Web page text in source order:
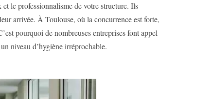
le professionnalisme de votre structure. Ils
arrivée. À Toulouse, où la concurrence est forte,
pourquoi de nombreuses entreprises font appel
niveau d’hygiène irréprochable.